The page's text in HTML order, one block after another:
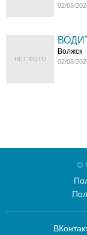
02/08/
НЕТ ФОТО
Волжск
02/08/
©